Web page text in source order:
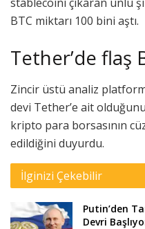
stablecoini çıkaran ünlü
BTC miktarı 100 bini aştı.
Tether’de flaş
Zincir üstü analiz
devi Tether’e ait
kripto para borsasının
edildiğini duyurdu.
İlginizi Çekebilir
Putin’den
Devri